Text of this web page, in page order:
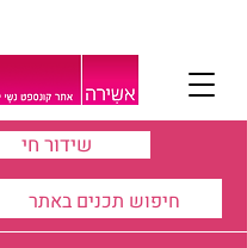
שידור חי